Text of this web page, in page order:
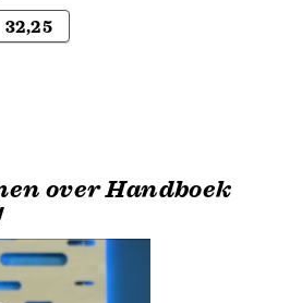
32,25
over Handboek